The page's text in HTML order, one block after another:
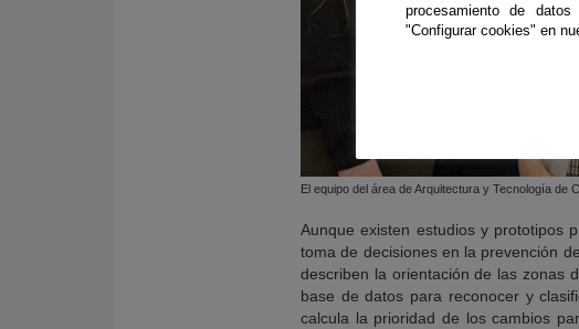
El equipo del área de Arquitectura y Tecnología de
Aunque existen estudios y prototipos
toma de decisiones en la prevención
describen la orientación de las zonas
base de datos para reconocer y
calcula la prioridad de los cambios
procesamiento de
"Configurar cookies" en